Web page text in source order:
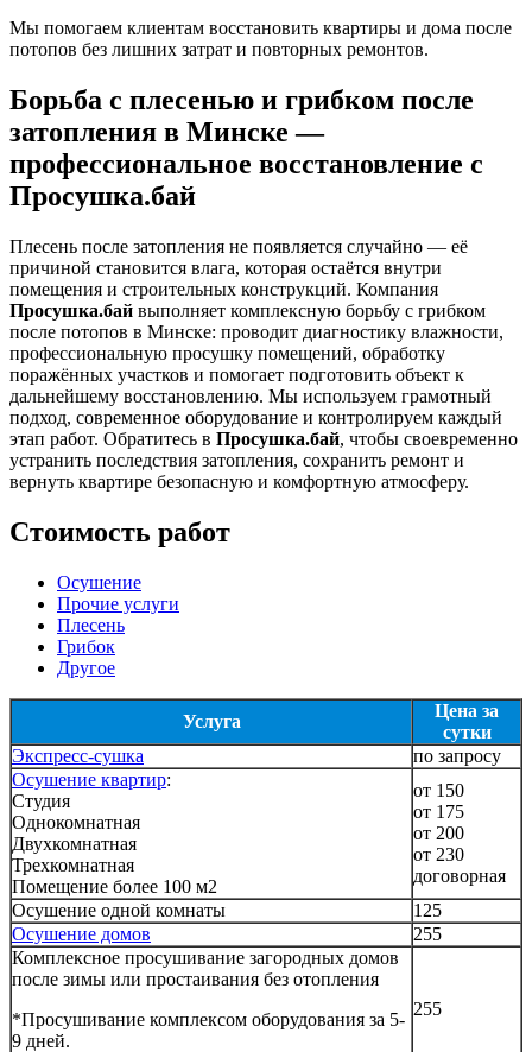
Мы помогаем клиентам восстановить квартиры и дома после
потопов без лишних затрат и повторных ремонтов.
Борьба с плесенью и грибком после
затопления в Минске —
профессиональное восстановление с
Просушка.бай
Плесень после затопления не появляется случайно — её
причиной становится влага, которая остаётся внутри
помещения и строительных конструкций. Компания
Просушка.бай выполняет комплексную борьбу с грибком
после потопов в Минске: проводит диагностику влажности,
профессиональную просушку помещений, обработку
поражённых участков и помогает подготовить объект к
дальнейшему восстановлению. Мы используем грамотный
подход, современное оборудование и контролируем каждый
этап работ. Обратитесь в Просушка.бай, чтобы своевременно
устранить последствия затопления, сохранить ремонт и
вернуть квартире безопасную и комфортную атмосферу.
Стоимость работ
Осушение
Прочие услуги
Плесень
Грибок
Другое
Услуга
Цена за
сутки
Экспресс-cушка
по запросу
Осушение квартир:
Студия
Однокомнатная
Двухкомнатная
Трехкомнатная
Помещение более 100 м2
от 150
от 175
от 200
от 230
договорная
Осушение одной комнаты
125
Осушение домов
255
Комплексное просушивание загородных домов
после зимы или простаивания без отопления
*Просушивание комплексом оборудования за 5-
9 дней.
255